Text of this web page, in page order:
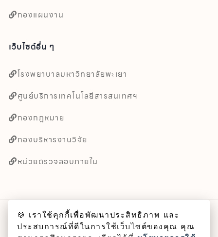
กองแผนงาน
เว็บไซต์อื่น ๆ
โรงพยาบาลมหาวิทยาลัยพะเยา
ศูนย์บริการเทคโนโลยีสารสนเทศฯ
กองกฎหมาย
กองบริหารงานวิจัย
หน่วยตรวจสอบภายใน
ลิขสิทธิ์ © 2025 คณะศิลปศาสตร์ มหาวิทยาลัยพะเยา
🍪 เราใช้คุกกี้เพื่อพัฒนาประสิทธิภาพ และ
ประสบการณ์ที่ดีในการใช้เว็บไซต์ของคุณ คุณ